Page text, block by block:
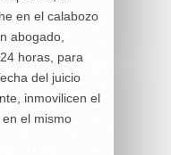
en el calabozo
abogado,
horas, para
del juicio
inmovilicen el
el mismo